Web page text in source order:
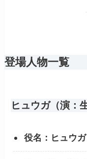
登場人物一覧
ヒュウガ（演：
役名：ヒュウガ